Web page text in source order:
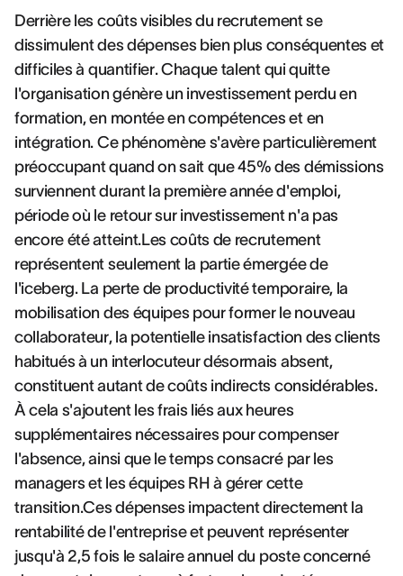
Derrière les coûts visibles du recrutement se
dissimulent des dépenses bien plus conséquentes et
difficiles à quantifier. Chaque talent qui quitte
l'organisation génère un investissement perdu en
formation, en montée en compétences et en
intégration. Ce phénomène s'avère particulièrement
préoccupant quand on sait que 45% des démissions
surviennent durant la première année d'emploi,
période où le retour sur investissement n'a pas
encore été atteint.Les coûts de recrutement
représentent seulement la partie émergée de
l'iceberg. La perte de productivité temporaire, la
mobilisation des équipes pour former le nouveau
collaborateur, la potentielle insatisfaction des clients
habitués à un interlocuteur désormais absent,
constituent autant de coûts indirects considérables.
À cela s'ajoutent les frais liés aux heures
supplémentaires nécessaires pour compenser
l'absence, ainsi que le temps consacré par les
managers et les équipes RH à gérer cette
transition.Ces dépenses impactent directement la
rentabilité de l'entreprise et peuvent représenter
jusqu'à 2,5 fois le salaire annuel du poste concerné